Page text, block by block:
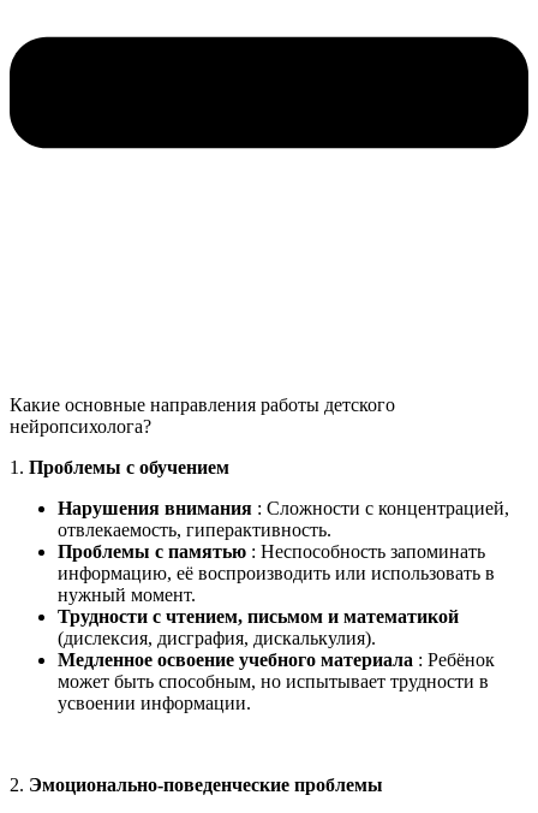
Какие основные направления работы детского
нейропсихолога?
1. Проблемы с обучением
Нарушения внимания : Сложности с концентрацией,
отвлекаемость, гиперактивность.
Проблемы с памятью : Неспособность запоминать
информацию, её воспроизводить или использовать в
нужный момент.
Трудности с чтением, письмом и математикой
(дислексия, дисграфия, дискалькулия).
Медленное освоение учебного материала : Ребёнок
может быть способным, но испытывает трудности в
усвоении информации.
2. Эмоционально-поведенческие проблемы